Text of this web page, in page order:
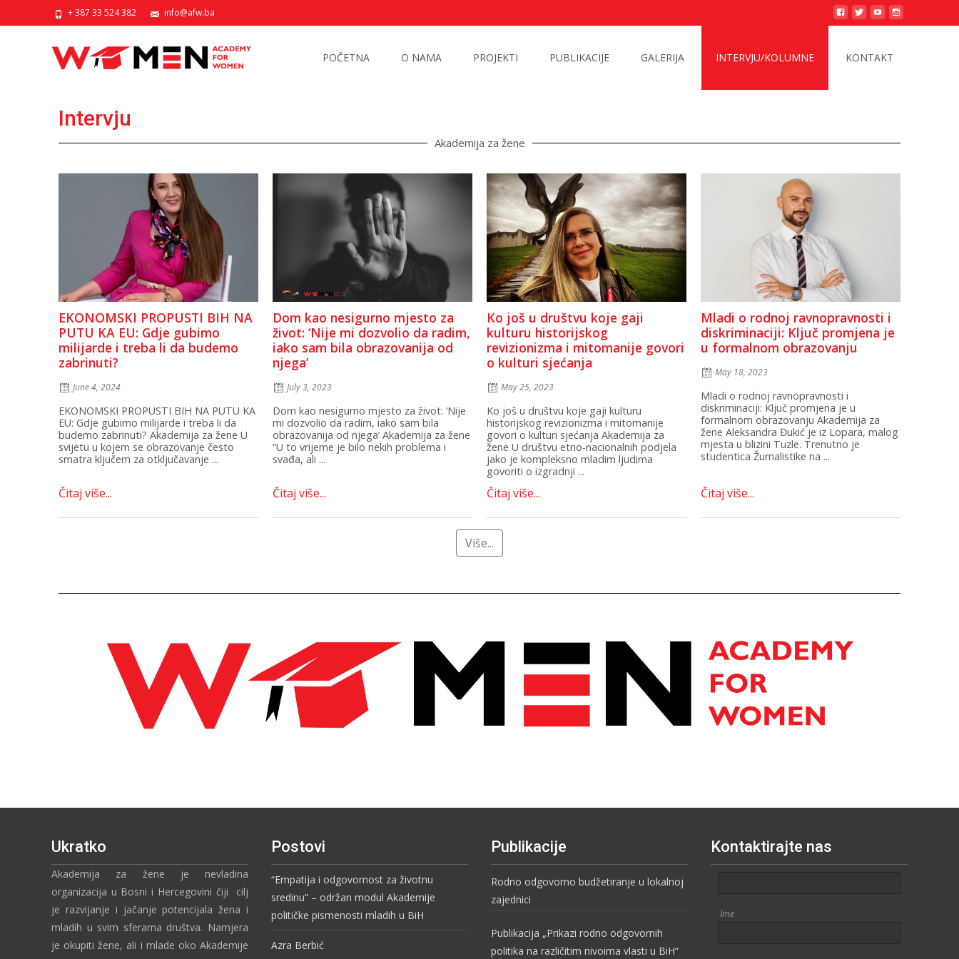
+ 387 33 524 382 info@afw.ba
POČETNA O NAMA PROJEKTI PUBLIKACIJE GALERIJA INTERVJU/KOLUMNE KONTAKT
Intervju
Akademija za žene
EKONOMSKI PROPUSTI BIH NA
PUTU KA EU: Gdje gubimo
milijarde i treba li da budemo
zabrinuti?
June 4, 2024
EKONOMSKI PROPUSTI BIH NA PUTU KA
EU: Gdje gubimo milijarde i treba li da
budemo zabrinuti? Akademija za žene U
svijetu u kojem se obrazovanje često
smatra ključem za otključavanje ...
Čitaj više...
Dom kao nesigurno mjesto za
život: ‘Nije mi dozvolio da radim,
iako sam bila obrazovanija od
njega’
July 3, 2023
Dom kao nesigurno mjesto za život: ‘Nije
mi dozvolio da radim, iako sam bila
obrazovanija od njega’ Akademija za žene
“U to vrijeme je bilo nekih problema i
svađa, ali ...
Čitaj više...
Ko još u društvu koje gaji
kulturu historijskog
revizionizma i mitomanije govori
o kulturi sjećanja
May 25, 2023
Ko još u društvu koje gaji kulturu
historijskog revizionizma i mitomanije
govori o kulturi sjećanja Akademija za
žene U društvu etno-nacionalnih podjela
jako je kompleksno mladim ljudima
govoriti o izgradnji ...
Čitaj više...
Mladi o rodnoj ravnopravnosti i
diskriminaciji: Ključ promjena je
u formalnom obrazovanju
May 18, 2023
Mladi o rodnoj ravnopravnosti i
diskriminaciji: Ključ promjena je u
formalnom obrazovanju Akademija za
žene Aleksandra Đukić je iz Lopara, malog
mjesta u blizini Tuzle. Trenutno je
studentica Žurnalistike na ...
Čitaj više...
Više...
Ukratko
Akademija za žene je nevladina
organizacija u Bosni i Hercegovini čiji cilj
je razvijanje i jačanje potencijala žena i
mladih u svim sferama društva. Namjera
je okupiti žene, ali i mlade oko Akademije
Postovi
“Empatija i odgovornost za životnu
sredinu” – održan modul Akademije
političke pismenosti mladih u BiH
Azra Berbić
Publikacije
Rodno odgovorno budžetiranje u lokalnoj
zajednici
Publikacija „Prikazi rodno odgovornih
politika na različitim nivoima vlasti u BiH“
Kontaktirajte nas
Ime